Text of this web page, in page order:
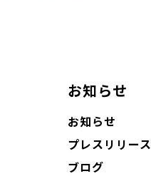
お知らせ
お知らせ
プレスリリース
ブログ